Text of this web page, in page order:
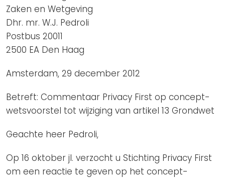
Zaken en Wetgeving
Dhr. mr. W.J. Pedroli
Postbus 20011
2500 EA Den Haag
Amsterdam, 29 december 2012
Betreft: Commentaar Privacy First op concept-
wetsvoorstel tot wijziging van artikel 13 Grondwet
Geachte heer Pedroli,
Op 16 oktober jl. verzocht u Stichting Privacy First
om een reactie te geven op het concept-